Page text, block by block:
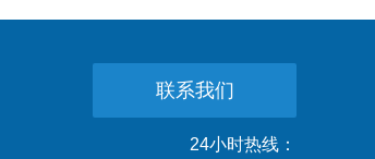
联系我们
24小时热线：